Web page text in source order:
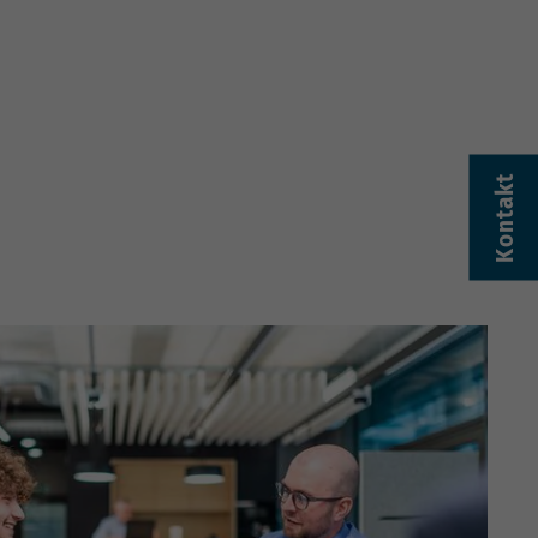
Kontakt